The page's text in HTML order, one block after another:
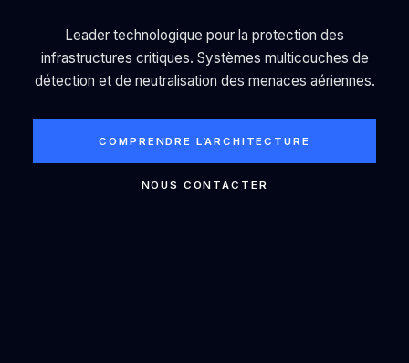
Leader technologique pour la protection des
infrastructures critiques. Systèmes multicouches de
détection et de neutralisation des menaces aériennes.
COMPRENDRE L’ARCHITECTURE
NOUS CONTACTER